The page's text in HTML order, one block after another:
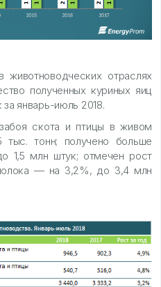
отраслях
полученных куриных яиц
январь-июль 2018.
скота и птицы в живом
тонн; получено больше
1,5 млн штук; отмечен рост
— на 3,2%, до 3,4 млн